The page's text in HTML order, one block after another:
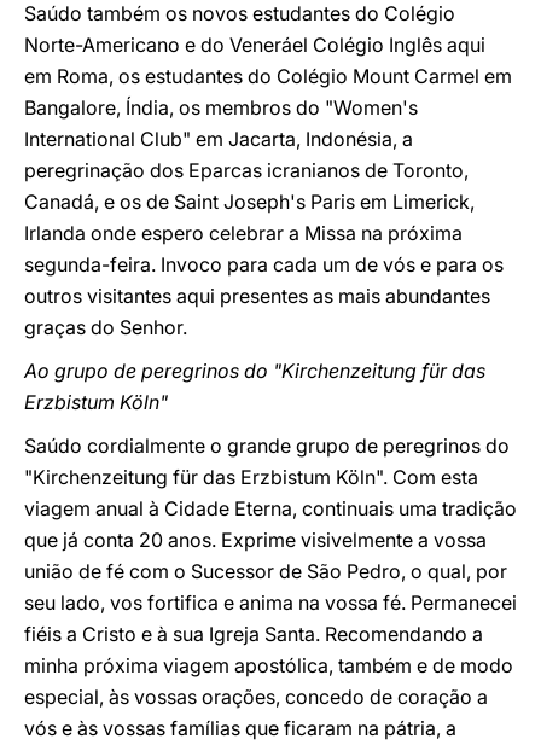
Saúdo também os novos estudantes do Colégio
Norte-Americano e do Veneráel Colégio Inglês aqui
em Roma, os estudantes do Colégio Mount Carmel em
Bangalore, Índia, os membros do "Women's
International Club" em Jacarta, Indonésia, a
peregrinação dos Eparcas icranianos de Toronto,
Canadá, e os de Saint Joseph's Paris em Limerick,
Irlanda onde espero celebrar a Missa na próxima
segunda-feira. Invoco para cada um de vós e para os
outros visitantes aqui presentes as mais abundantes
graças do Senhor.
Ao grupo de peregrinos do "Kirchenzeitung für das
Erzbistum Köln"
Saúdo cordialmente o grande grupo de peregrinos do
"Kirchenzeitung für das Erzbistum Köln". Com esta
viagem anual à Cidade Eterna, continuais uma tradição
que já conta 20 anos. Exprime visivelmente a vossa
união de fé com o Sucessor de São Pedro, o qual, por
seu lado, vos fortifica e anima na vossa fé. Permanecei
fiéis a Cristo e à sua Igreja Santa. Recomendando a
minha próxima viagem apostólica, também e de modo
especial, às vossas orações, concedo de coração a
vós e às vossas famílias que ficaram na pátria, a